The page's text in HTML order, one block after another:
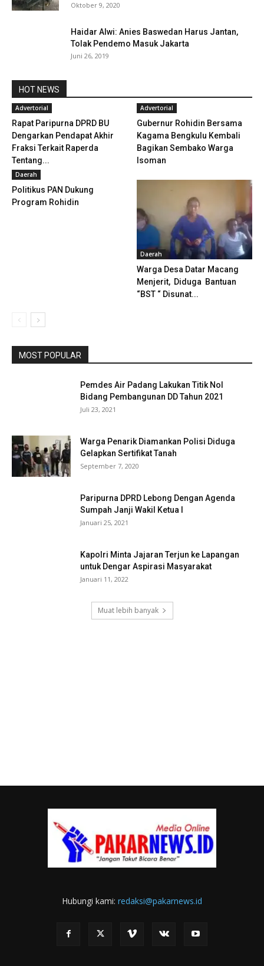
Oktober 9, 2020
Haidar Alwi: Anies Baswedan Harus Jantan,
Tolak Pendemo Masuk Jakarta
Juni 26, 2019
HOT NEWS
Advertorial
Rapat Paripurna DPRD BU
Dengarkan Pendapat Akhir
Fraksi Terkait Raperda
Tentang...
Advertorial
Gubernur Rohidin Bersama
Kagama Bengkulu Kembali
Bagikan Sembako Warga
Isoman
Daerah
Politikus PAN Dukung
Program Rohidin
Daerah
Warga Desa Datar Macang
Menjerit, Diduga Bantuan
“BST “ Disunat...
MOST POPULAR
Pemdes Air Padang Lakukan Titik Nol
Bidang Pembangunan DD Tahun 2021
Juli 23, 2021
Warga Penarik Diamankan Polisi Diduga
Gelapkan Sertifikat Tanah
September 7, 2020
Paripurna DPRD Lebong Dengan Agenda
Sumpah Janji Wakil Ketua I
Januari 25, 2021
Kapolri Minta Jajaran Terjun ke Lapangan
untuk Dengar Aspirasi Masyarakat
Januari 11, 2022
Muat lebih banyak
Hubungi kami: redaksi@pakarnews.id